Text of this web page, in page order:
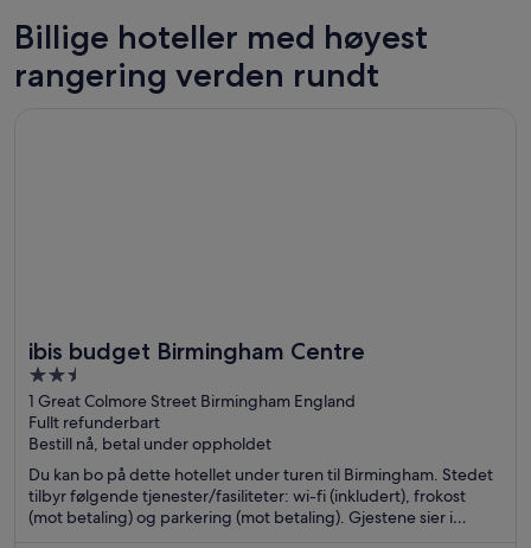
Las Vegas
194 lavprishoteller
Billige hoteller med høyest
rangering verden rundt
ibis budget Birmingham Centre
2.5
out
of
5
1 Great Colmore Street Birmingham England
Fullt refunderbart
Bestill nå, betal under oppholdet
Du kan bo på dette hotellet under turen til Birmingham. Stedet
tilbyr følgende tjenester/fasiliteter: wi-fi (inkludert), frokost
(mot betaling) og parkering (mot betaling). Gjestene sier i